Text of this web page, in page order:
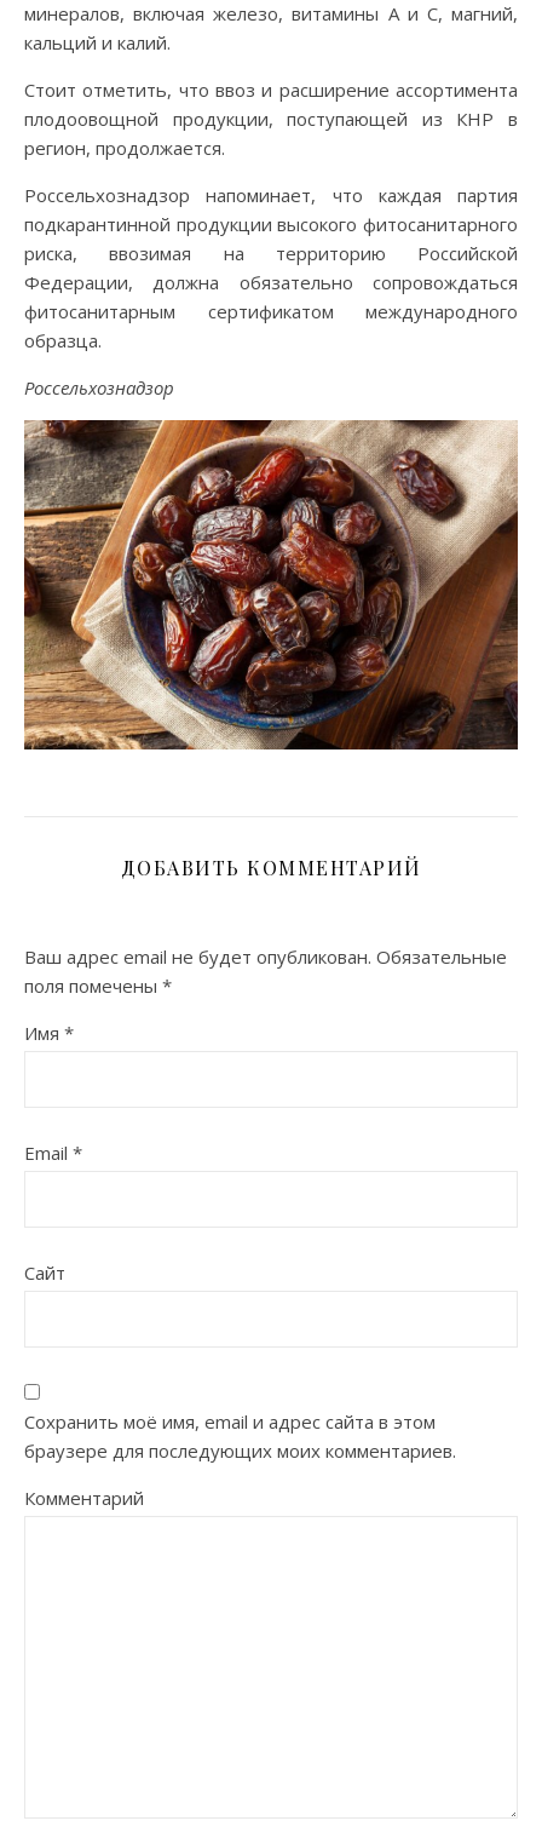
минералов, включая железо, витамины А и С, магний,
кальций и калий.
Стоит отметить, что ввоз и расширение ассортимента
плодоовощной продукции, поступающей из КНР в
регион, продолжается.
Россельхознадзор напоминает, что каждая партия
подкарантинной продукции высокого фитосанитарного
риска, ввозимая на территорию Российской
Федерации, должна обязательно сопровождаться
фитосанитарным сертификатом международного
образца.
Россельхознадзор
ДОБАВИТЬ КОММЕНТАРИЙ
Ваш адрес email не будет опубликован. Обязательные
поля помечены *
Имя *
Email *
Сайт
Сохранить моё имя, email и адрес сайта в этом
браузере для последующих моих комментариев.
Комментарий